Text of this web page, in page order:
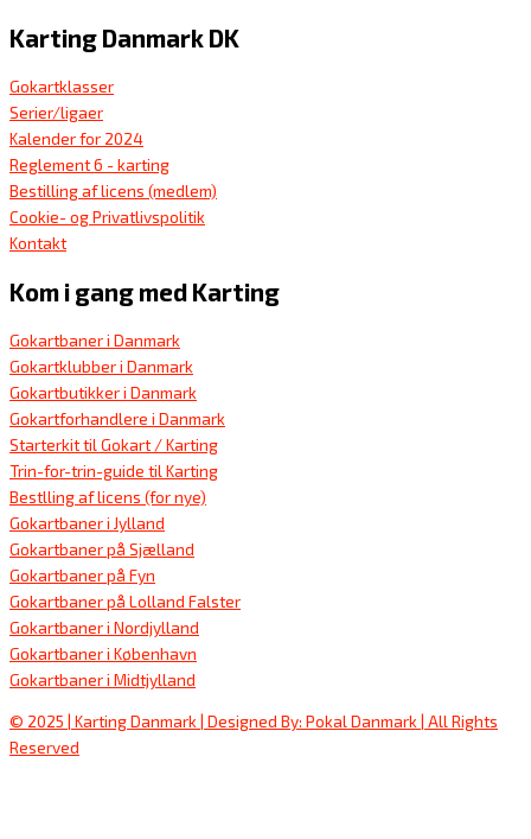
Karting Danmark DK
Gokartklasser
Serier/ligaer
Kalender for 2024
Reglement 6 - karting
Bestilling af licens (medlem)
Cookie- og Privatlivspolitik
Kontakt
Kom i gang med Karting
Gokartbaner i Danmark
Gokartklubber i Danmark
Gokartbutikker i Danmark
Gokartforhandlere i Danmark
Starterkit til Gokart / Karting
Trin-for-trin-guide til Karting
Bestlling af licens (for nye)
Gokartbaner i Jylland
Gokartbaner på Sjælland
Gokartbaner på Fyn
Gokartbaner på Lolland Falster
Gokartbaner i Nordjylland
Gokartbaner i København
Gokartbaner i Midtjylland
© 2025 | Karting Danmark | Designed By: Pokal Danmark | All Rights
Reserved